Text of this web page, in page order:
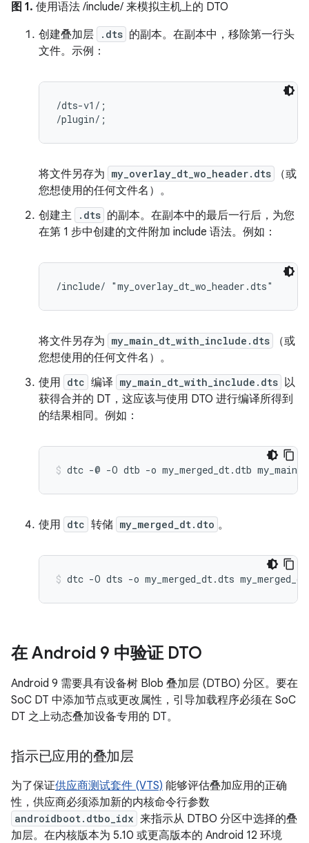
图 1. 使用语法 /include/ 来模拟主机上的 DTO
创建叠加层
.dts 的副本。在副本中，移除第一行头
文件。示例：
/dts-v1/;
将文件另存为 my_overlay_dt_wo_header.dts
（或
您想使用的任何文件名）。
创建主
.dts 的副本。在副本中的最后一行后，为您
在第 1 步中创建的文件附加 include 语法。例如：
将文件另存为 my_main_dt_with_include.dts
（或
您想使用的任何文件名）。
使用 dtc 编译 my_main_dt_with_include.dts 以
获得合并的 DT，这应该与使用 DTO 进行编译所得到
的结果相同。例如：
使用 dtc 转储 my_merged_dt.dto 。
在 Android 9 中验证 DTO
Android 9 需要具有设备树 Blob 叠加层 (DTBO) 分区。要在
SoC DT 中添加节点或更改属性，引导加载程序必须在 SoC
DT 之上动态叠加设备专用的 DT。
指示已应用的叠加层
为了保证供应商测试套件 (VTS) 能够评估叠加应用的正确
性，供应商必须添加新的内核命令行参数
androidboot.dtbo_idx 来指示从 DTBO 分区中选择的叠
加层。在内核版本为 5.10 或更高版本的 Android 12 环境